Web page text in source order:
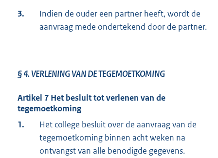
3.
Indien de ouder een partner heeft, wordt de
aanvraag mede ondertekend door de partner.
§ 4.VERLENING VAN DE TEGEMOETKOMING
Artikel 7 Het besluit tot verlenen van de
tegemoetkoming
1.
Het college besluit over de aanvraag van de
tegemoetkoming binnen acht weken na
ontvangst van alle benodigde gegevens.